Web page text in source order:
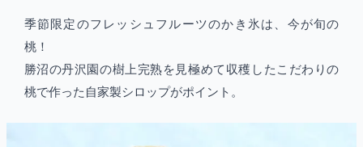
季節限定のフレッシュフルーツのかき氷は、今が旬の
桃！
勝沼の丹沢園の樹上完熟を見極めて収穫したこだわりの
桃で作った自家製シロップがポイント。